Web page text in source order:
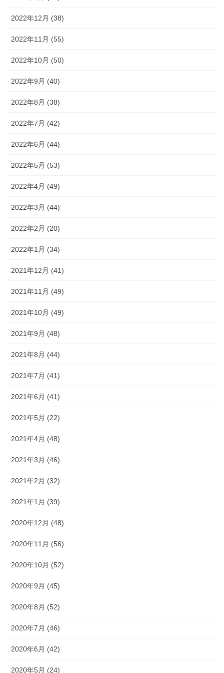
2022年12月 (38)
2022年11月 (55)
2022年10月 (50)
2022年9月 (40)
2022年8月 (38)
2022年7月 (42)
2022年6月 (44)
2022年5月 (53)
2022年4月 (49)
2022年3月 (44)
2022年2月 (20)
2022年1月 (34)
2021年12月 (41)
2021年11月 (49)
2021年10月 (49)
2021年9月 (48)
2021年8月 (44)
2021年7月 (41)
2021年6月 (41)
2021年5月 (22)
2021年4月 (48)
2021年3月 (46)
2021年2月 (32)
2021年1月 (39)
2020年12月 (48)
2020年11月 (56)
2020年10月 (52)
2020年9月 (45)
2020年8月 (52)
2020年7月 (46)
2020年6月 (42)
2020年5月 (24)